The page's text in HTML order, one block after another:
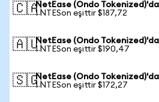
🇨🇦NetEase (Ondo
1 NTESon eşittir $187,72
🇦🇺NetEase (Ondo
1 NTESon eşittir $190,47
🇸🇬NetEase (Ondo
1 NTESon eşittir $172,27